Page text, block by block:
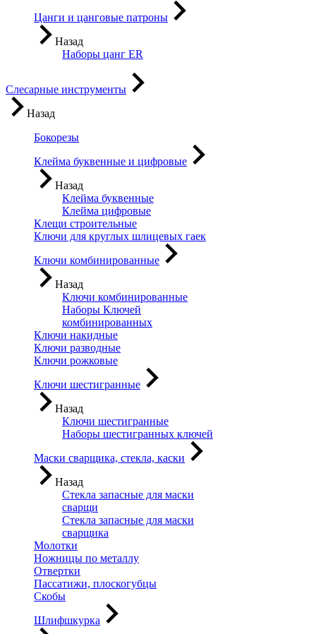
Цанги и цанговые патроны
Назад
Наборы цанг ER
Слесарные инструменты
Назад
Бокорезы
Клейма буквенные и цифровые
Назад
Клейма буквенные
Клейма цифровые
Клещи строительные
Ключи для круглых шлицевых гаек
Ключи комбинированные
Назад
Ключи комбинированные
Наборы Ключей
комбинированных
Ключи накидные
Ключи разводные
Ключи рожковые
Ключи шестигранные
Назад
Ключи шестигранные
Наборы шестигранных ключей
Маски сварщика, стекла, каски
Назад
Стекла запасные для маски
сварщи
Стекла запасные для маски
сварщика
Молотки
Ножницы по металлу
Отвертки
Пассатижи, плоскогубцы
Скобы
Шлифшкурка